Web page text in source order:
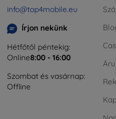
info@top4mobile.eu
Írjon nekünk
Hétfőtől péntekig:
Online8:00 - 16:00
Szombat és vasárnap:
Offline